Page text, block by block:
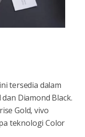
tersedia dalam
Diamond Black.
Gold, vivo
teknologi Color